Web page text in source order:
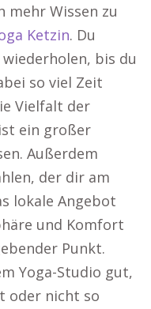
mehr Wissen zu
Ketzin. Du
bis du
so viel Zeit
Vielfalt der
ein großer
Außerdem
der dir am
lokale Angebot
und Komfort
Punkt.
Yoga-Studio gut,
oder nicht so